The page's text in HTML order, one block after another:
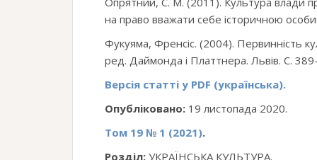
на право вважати себе історичною
Фукуяма, Френсіс. (2004). Первинність
ред. Даймонда і Платтнера. Львів. С.
Версія статті у PDF (українська).
Опубліковано: 19 листопада 2020.
Том 19 № 1 (2021).
Розділ: УКРАЇНСЬКА КУЛЬТУРА.